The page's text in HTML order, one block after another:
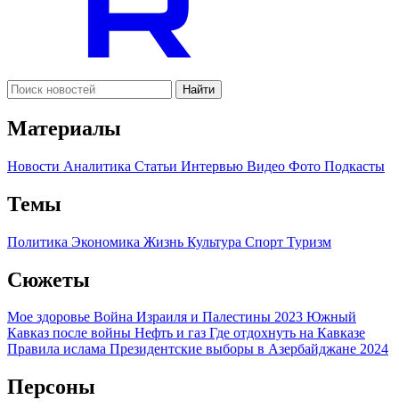
Найти
Материалы
Новости Аналитика Статьи Интервью Видео Фото Подкасты
Темы
Политика Экономика Жизнь Культура Спорт Туризм
Сюжеты
Мое здоровье Война Израиля и Палестины 2023 Южный
Кавказ после войны Нефть и газ Где отдохнуть на Кавказе
Правила ислама Президентские выборы в Азербайджане 2024
Персоны